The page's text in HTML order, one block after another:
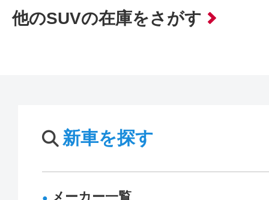
他のSUVの在庫をさがす
新車を探す
メーカー一覧